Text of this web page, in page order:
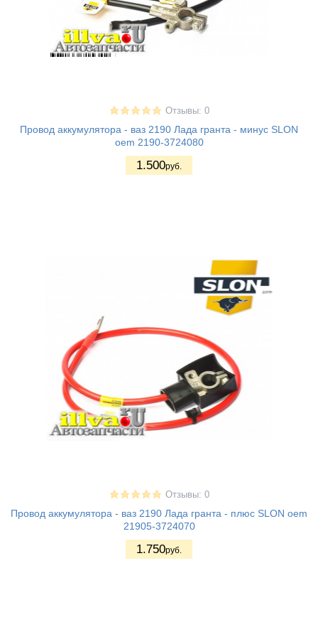
Отзывы: 0
Провод аккумулятора - ваз 2190 Лада гранта - минус SLON
oem 2190-3724080
1.500руб.
Отзывы: 0
Провод аккумулятора - ваз 2190 Лада гранта - плюс SLON oem
21905-3724070
1.750руб.